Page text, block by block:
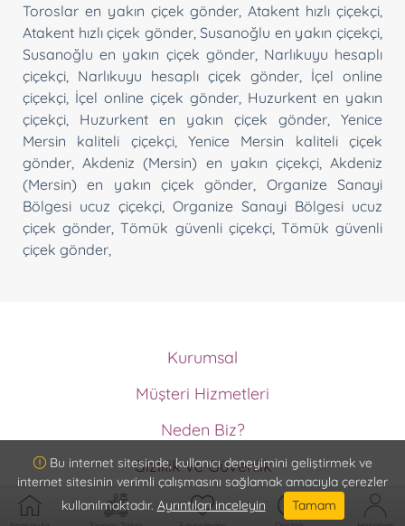
Toroslar en yakın çiçek gönder ,Atakent hızlı çiçekçi
Atakent hızlı çiçek gönder,Susanoğlu en yakın çiçekçi
Susanoğlu en yakın çiçek gönder, Narlıkuyu hesaplı
çiçekçi
Narlıkuyu hesaplı çiçek gönder
İçel online
çiçekçi İçel online çiçek gönder Huzurkent en yakın
çiçekçi
Huzurkent en yakın çiçek gönder
Yenice
Mersin kaliteli çiçekçi,Yenice Mersin kaliteli çiçek
gönder ,Akdeniz (Mersin) en yakın çiçekçi,Akdeniz
(Mersin) en yakın çiçek gönder
Organize Sanayi
Bölgesi ucuz çiçekçi Organize Sanayi Bölgesi ucuz
çiçek gönder ,Tömük güvenli çiçekçi, Tömük güvenli
çiçek gönder
Kurumsal
Ödeme Metodları
Memnuniyet Garantisi
Müşteri Hizmetleri
Müşteri Hizmetleri
İptal ve İade Koşulları
Sipariş Takip
Neden Biz?
ISO9001 Güvencesi
Vazo Ömrü Garantisi
Detaylı Ürün Bilgisi
Teslimat Bilgisi
Gizlilik ve Güvenlik
Gizlilik ve Güvenlik
Hizmet Sözleşmesi
Bu internet sitesinde, kullanıcı deneyimini geliştirmek ve
internet sitesinin verimli çalışmasını sağlamak amacıyla çerezler
kullanılmaktadır. Ayrıntıları inceleyin Tamam